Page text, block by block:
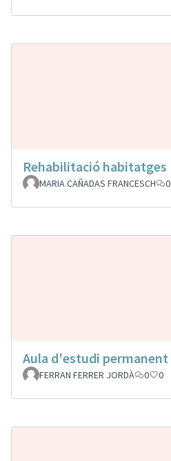
Rehabilitació habitatges
MARIA CAÑADAS FRANCESCH 0
Aula d'estudi permanent
FERRAN FERRER JORDÀ 0 0